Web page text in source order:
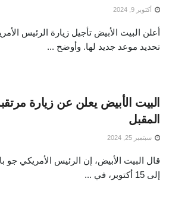
أكتوبر 9, 2024
أعلن البيت الأبيض تأجيل زيارة الرئيس
تحديد موعد جديد لها. وأوضح ...
البيت الأبيض يعلن عن زيارة
المقبل
سبتمبر 25, 2024
إلى 15 أكتوبر، في ...